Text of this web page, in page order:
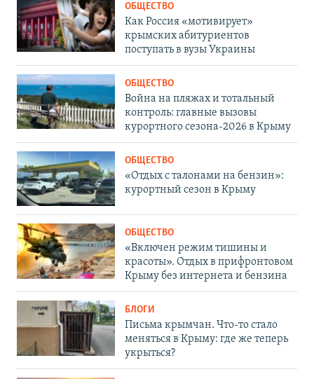
ОБЩЕСТВО
Как Россия «мотивирует»
крымских абитуриентов
поступать в вузы Украины
ОБЩЕСТВО
Война на пляжах и тотальный
контроль: главные вызовы
курортного сезона-2026 в Крыму
ОБЩЕСТВО
«Отдых с талонами на бензин»:
курортный сезон в Крыму
ОБЩЕСТВО
«Включен режим тишины и
красоты». Отдых в прифронтовом
Крыму без интернета и бензина
БЛОГИ
Письма крымчан. Что-то стало
меняться в Крыму: где же теперь
укрыться?